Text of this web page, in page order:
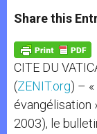
t
s
p
p
s
e
g
e
r
e
b
o
k
Share this
CITE DU
(ZENIT.org) –
évangélisation
2003), le